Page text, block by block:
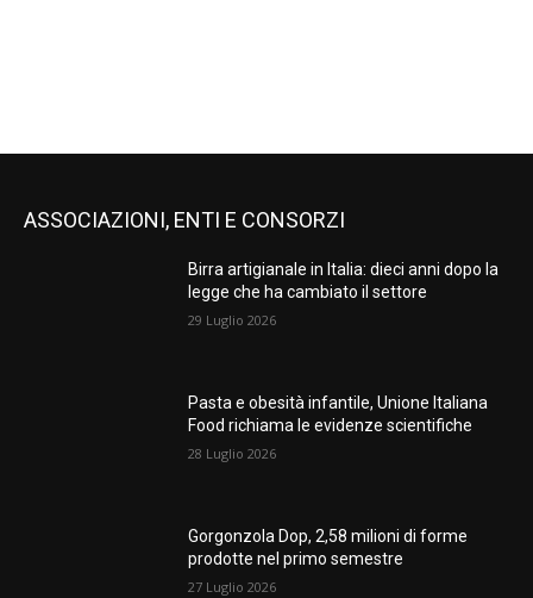
ASSOCIAZIONI, ENTI E CONSORZI
Birra artigianale in Italia: dieci anni dopo la
legge che ha cambiato il settore
29 Luglio 2026
Pasta e obesità infantile, Unione Italiana
Food richiama le evidenze scientifiche
28 Luglio 2026
Gorgonzola Dop, 2,58 milioni di forme
prodotte nel primo semestre
27 Luglio 2026